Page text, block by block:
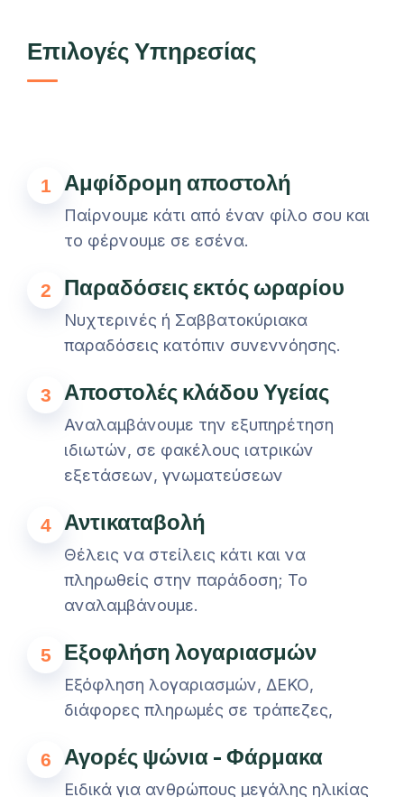
Επιλογές Υπηρεσίας
1 Αμφίδρομη αποστολή
Παίρνουμε κάτι από έναν φίλο σου και
το φέρνουμε σε εσένα.
2 Παραδόσεις εκτός ωραρίου
Νυχτερινές ή Σαββατοκύριακα
παραδόσεις κατόπιν συνεννόησης.
3 Αποστολές κλάδου Υγείας
Αναλαμβάνουμε την εξυπηρέτηση
ιδιωτών, σε φακέλους ιατρικών
εξετάσεων, γνωματεύσεων
4 Αντικαταβολή
Θέλεις να στείλεις κάτι και να
πληρωθείς στην παράδοση; Το
αναλαμβάνουμε.
5 Εξοφλήση λογαριασμών
Εξόφληση λογαριασμών, ΔΕΚΟ,
διάφορες πληρωμές σε τράπεζες,
6 Αγορές ψώνια - Φάρμακα
Ειδικά για ανθρώπους μεγάλης ηλικίας